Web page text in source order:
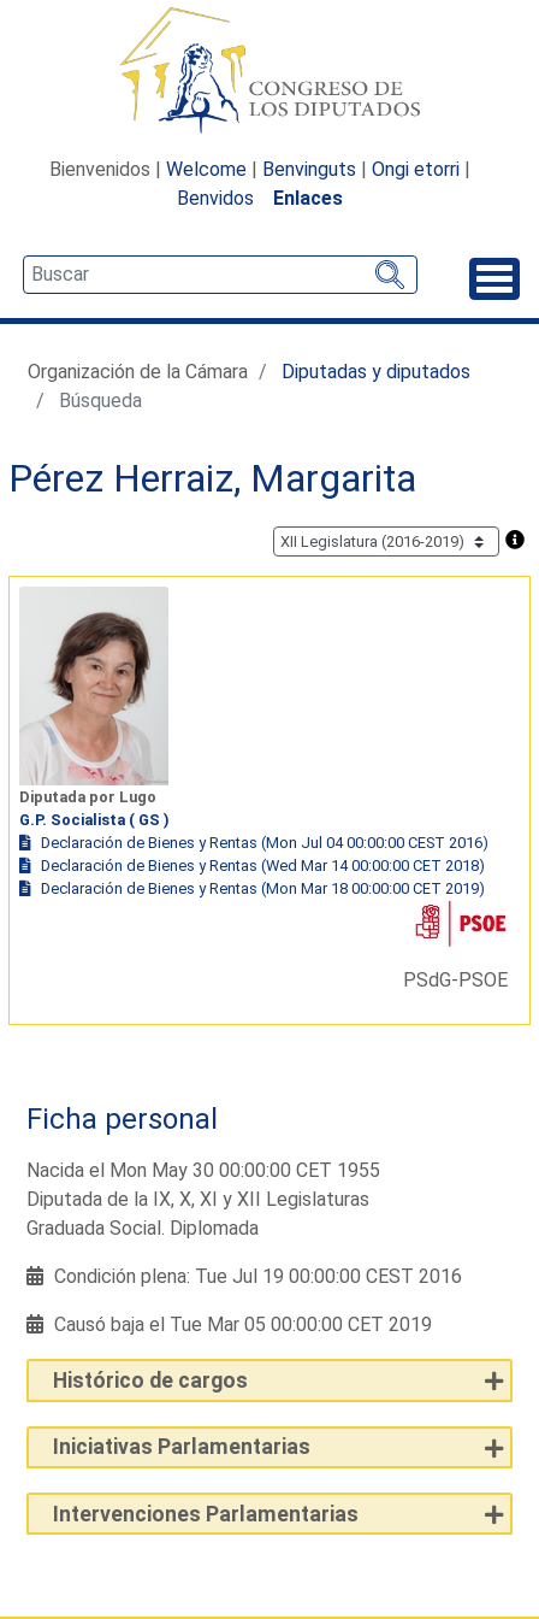
Bienvenidos | Welcome | Benvinguts | Ongi etorri |
Benvidos
Enlaces
Organización de la Cámara
Diputadas y diputados
Búsqueda
Pérez Herraiz, Margarita
Diputada por Lugo
G.P. Socialista ( GS )
Declaración de Bienes y Rentas (Mon Jul 04 00:00:00 CEST 2016)
Declaración de Bienes y Rentas (Wed Mar 14 00:00:00 CET 2018)
Declaración de Bienes y Rentas (Mon Mar 18 00:00:00 CET 2019)
PSdG-PSOE
Ficha personal
Nacida el Mon May 30 00:00:00 CET 1955
Diputada de la IX, X, XI y XII Legislaturas
Graduada Social. Diplomada
Condición plena: Tue Jul 19 00:00:00 CEST 2016
Causó baja el Tue Mar 05 00:00:00 CET 2019
Histórico de cargos
Iniciativas Parlamentarias
Intervenciones Parlamentarias